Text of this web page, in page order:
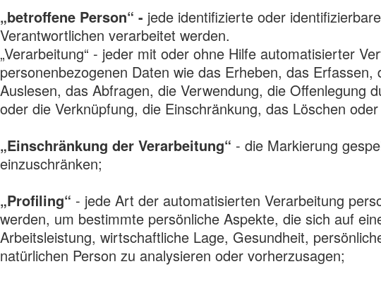
„betroffene Person“ - jede identifizierte oder
Verantwortlichen verarbeitet werden.
„Verarbeitung“ - jeder mit oder ohne Hilfe automatisierter
personenbezogenen Daten wie das Erheben, das
Auslesen, das Abfragen, die Verwendung, die Offenlegung
oder die Verknüpfung, die Einschränkung, das Löschen
„Einschränkung der Verarbeitung“ - die Markierung
einzuschränken;
„Profiling“ - jede Art der automatisierten Verarbeitung
werden, um bestimmte persönliche Aspekte, die sich auf
Arbeitsleistung, wirtschaftliche Lage, Gesundheit,
natürlichen Person zu analysieren oder vorherzusagen;